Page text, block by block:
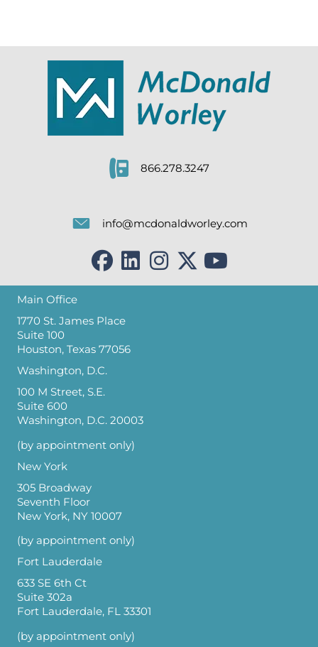
866.278.3247
info@mcdonaldworley.com
Main Office
1770 St. James Place
Suite 100
Houston, Texas 77056
Washington, D.C.
100 M Street, S.E.
Suite 600
Washington, D.C. 20003
(by appointment only)
New York
305 Broadway
Seventh Floor
New York, NY 10007
(by appointment only)
Fort Lauderdale
633 SE 6th Ct
Suite 302a
Fort Lauderdale, FL 33301
(by appointment only)